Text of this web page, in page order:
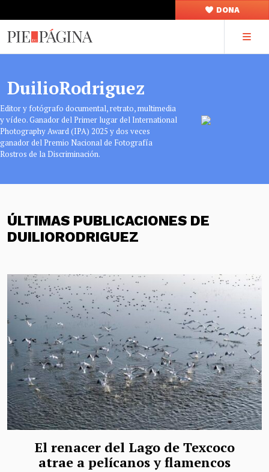
DONA
DuilioRodriguez
Editor y fotógrafo documental, retrato, multimedia
y vídeo. Ganador del Primer lugar del International
Photography Award (IPA) 2025 y dos veces
ganador del Premio Nacional de Fotografía
Rostros de la Discriminación.
ÚLTIMAS PUBLICACIONES DE
DUILIORODRIGUEZ
El renacer del Lago de Texcoco
atrae a pelícanos y flamencos